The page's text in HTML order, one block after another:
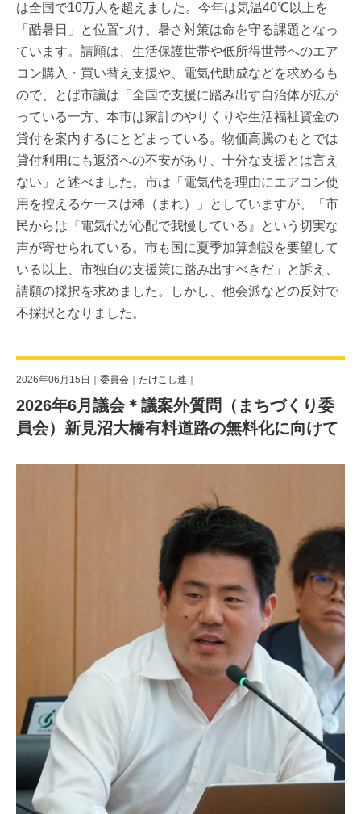
は全国で10万人を超えました。今年は気温40℃以上を
「酷暑日」と位置づけ、暑さ対策は命を守る課題となっ
ています。請願は、生活保護世帯や低所得世帯へのエア
コン購入・買い替え支援や、電気代助成などを求めるも
ので、とば市議は「全国で支援に踏み出す自治体が広が
っている一方、本市は家計のやりくりや生活福祉資金の
貸付を案内するにとどまっている。物価高騰のもとでは
貸付利用にも返済への不安があり、十分な支援とは言え
ない」と述べました。市は「電気代を理由にエアコン使
用を控えるケースは稀（まれ）」としていますが、「市
民からは『電気代が心配で我慢している』という切実な
声が寄せられている。市も国に夏季加算創設を要望して
いる以上、市独自の支援策に踏み出すべきだ」と訴え、
請願の採択を求めました。しかし、他会派などの反対で
不採択となりました。
2026年06月15日｜ 委員会 たけこし連
2026年6月議会＊議案外質問（まちづくり委
員会）新見沼大橋有料道路の無料化に向けて